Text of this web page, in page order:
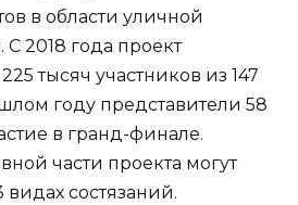
в области уличной
С 2018 года проект
тысяч участников из 147
году представители 58
в гранд-финале.
части проекта могут
видах состязаний.